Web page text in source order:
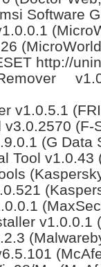
Software
http://
v1.0.5.1
(F-
(G Data
Tool
v1.0.0.1